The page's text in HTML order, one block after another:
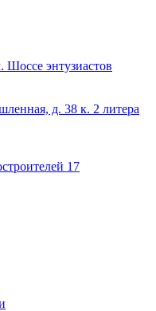
Шоссе энтузиастов
д. 38 к. 2 литера
17